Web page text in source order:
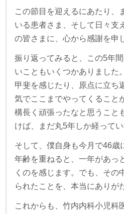
この節目を迎えるにあたり、
いる患者さま、そして日々支
の皆さまに、心から感謝を申
振り返ってみると、この5年
いこともいくつかありました
甲斐を感じたり、原点に立ち
気でここまでやってくること
構長く頑張ったなと思うこと
けば、まだ丸5年しか経ってい
そして、僕自身も今月で46歳
年齢を重ねると、一年があっ
くのを感じます。でも、その
られたことを、本当にありが
これからも、竹内内科小児科